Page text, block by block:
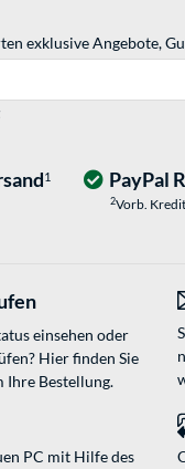
exklusive Angebote,
1 PayPal
2Vorb.
einsehen oder
Hier finden Sie
Ihre Bestellung.
PC mit Hilfe des